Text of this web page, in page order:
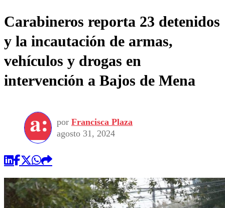
Carabineros reporta 23 detenidos
y la incautación de armas,
vehículos y drogas en
intervención a Bajos de Mena
por Francisca Plaza
agosto 31, 2024